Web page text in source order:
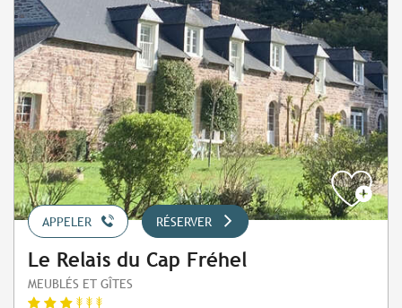
APPELER RÉSERVER
Le Relais du Cap Fréhel
MEUBLÉS ET GÎTES